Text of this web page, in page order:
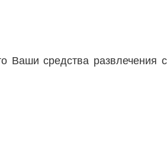
Ваши средства развлечения с